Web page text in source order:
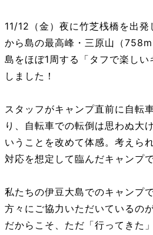
11/12（金）夜に竹芝桟橋を出
から島の最高峰・三原山（
島をほぼ1周する「タフで楽し
しました！
スタッフがキャンプ直前に自転
り、自転車での転倒は思わぬ大
いうことを改めて体感。考えら
対応を想定して臨んだキャンプで
私たちの伊豆大島でのキャンプ
方々にご協力いただいているの
だからこそ、ただ「行ってきた